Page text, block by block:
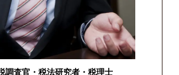
調査官・税法研究者・税理士